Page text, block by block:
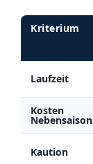
Kriterium
Laufzeit
Kosten
Nebensaison
Kaution